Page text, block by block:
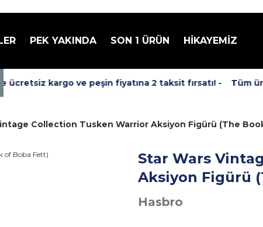
PEK YAKINDA SON 1 ÜRÜN HİKAYEMİZ
kargo ve peşin fiyatına 2 taksit fırsatı! - Tüm
Collection Tusken Warrior Aksiyon Figürü (The
Star Wars
Aksiyon Figürü
Hasbro